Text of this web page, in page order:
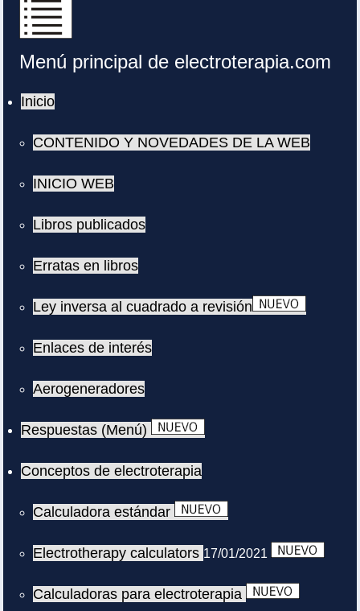
Menú principal de electroterapia.com
Inicio
CONTENIDO Y NOVEDADES DE LA WEB
INICIO WEB
Libros publicados
Erratas en libros
Ley inversa al cuadrado a revisión
Enlaces de interés
Aerogeneradores
Respuestas (Menú)
Conceptos de electroterapia
Calculadora estándar
Electrotherapy calculators 17/01/2021
Calculadoras para electroterapia